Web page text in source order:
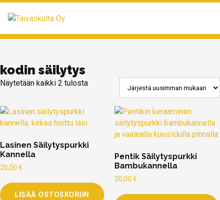
kodin säilytys
Näytetään kaikki 2 tulosta
Lasinen Säilytyspurkki
Kannella
20,00 €
LISÄÄ OSTOSKORIIN
Pentik Säilytyspurkki
Bambukannella
20,00 €